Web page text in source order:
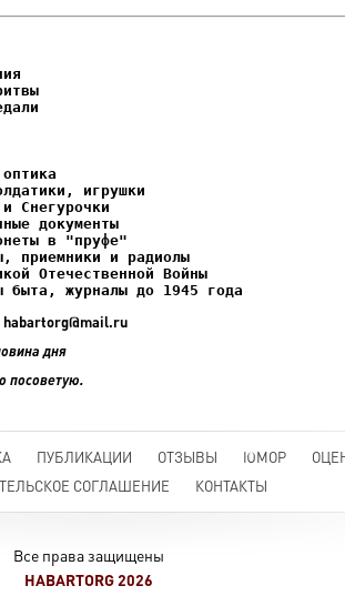
Снегурочки
быта, журналы до 1945 года
habartorg@mail.ru
дня
посоветую.
ПУБЛИКАЦИИ ОТЗЫВЫ ЮМОР
СОГЛАШЕНИЕ
КОНТАКТЫ
Все права защищены
HABARTORG 2026